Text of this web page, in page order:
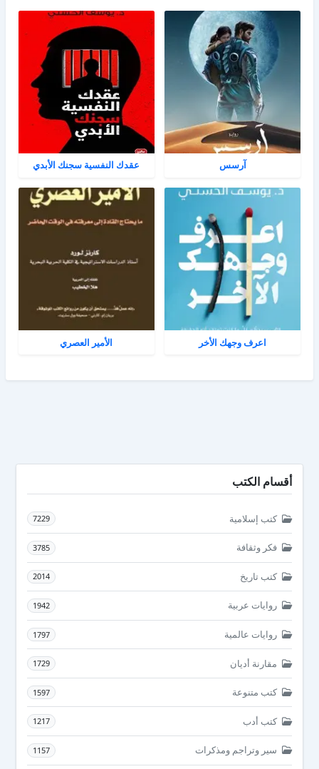
آرسس عقدك النفسية سجنك الأبدي
اعرف وجهك الأخر الأمير العصري
أقسام الكتب
كتب إسلامية 7229
فكر وثقافة 3785
كتب تاريخ 2014
روايات عربية 1942
روايات عالمية 1797
مقارنة أديان 1729
كتب متنوعة 1597
كتب أدب 1217
سير وتراجم ومذكرات 1157